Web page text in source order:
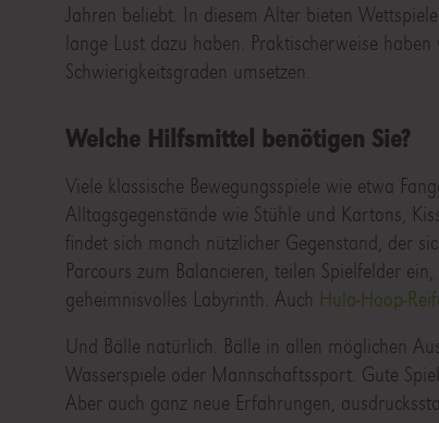
Jahren beliebt. In diesem Alter bieten
lange Lust dazu haben. Praktischerweise
Schwierigkeitsgraden umsetzen.
Welche Hilfsmittel benötigen Sie?
Viele klassische Bewegungsspiele wie etwa
Alltagsgegenstände wie Stühle und Kartons,
findet sich manch nützlicher Gegenstand, der
Parcours zum Balancieren, teilen Spielfelder
geheimnisvolles Labyrinth. Auch Hula-Hoop-
Und Bälle natürlich. Bälle in allen möglichen
Wasserspiele oder Mannschaftssport. Gute
Aber auch ganz neue Erfahrungen,